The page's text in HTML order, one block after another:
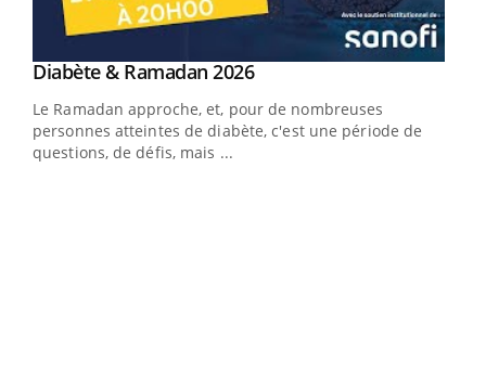
Youtube
Diabète & Ramadan 2026Youtube
Le Ramadan approche, et, pour de nombreuses
personnes atteintes de diabète, c'est une période de
questions, de défis, mais ...